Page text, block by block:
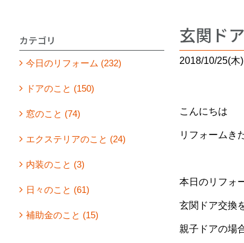
玄関ド
2018/10/25(木)
こんにちは
リフォームき
本日のリフォ
玄関ドア交換
親子ドアの場
カテゴリ
今日のリフォーム (232)
ドアのこと (150)
窓のこと (74)
エクステリアのこと (24)
内装のこと (3)
日々のこと (61)
補助金のこと (15)